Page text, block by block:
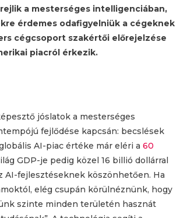
a mesterséges intelligenciában,
érdemes odafigyelniük a cégeknek
cégcsoport szakértői előrejelzése
piacról érkezik.
jóslatok a mesterséges
fejlődése kapcsán: becslések
AI-piac értéke már eléri a 60
GDP-je pedig közel 16 billió dollárral
AI-fejlesztéseknek köszönhetően. Ha
elég csupán körülnéznünk, hogy
szinte minden területén hasznát